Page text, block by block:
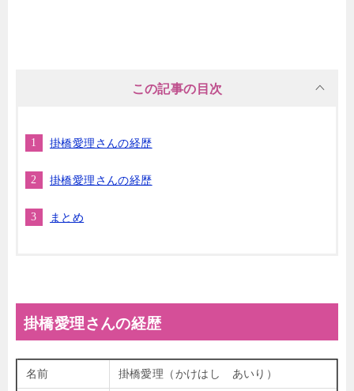
この記事の目次
掛橋愛理さんの経歴
掛橋愛理さんの経歴
まとめ
掛橋愛理さんの経歴
名前 掛橋愛理（かけはし あいり）